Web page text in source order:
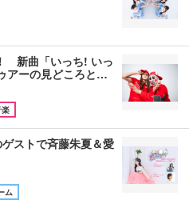
新曲「いっち! いっ
アーの見どころと…
ストで斉藤朱夏＆愛
ム